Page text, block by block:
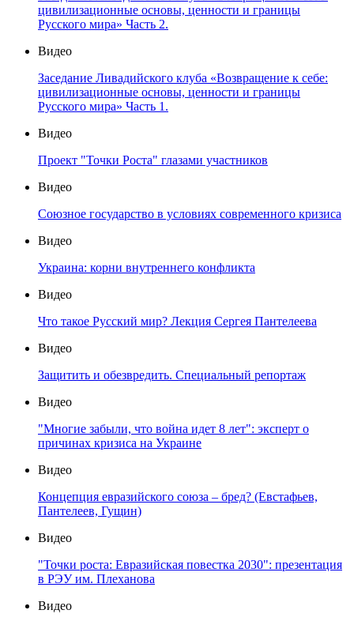
цивилизационные основы, ценности и границы
Русского мира» Часть 2.
Видео
Заседание Ливадийского клуба «Возвращение к себе:
цивилизационные основы, ценности и границы
Русского мира» Часть 1.
Видео
Проект "Точки Роста" глазами участников
Видео
Союзное государство в условиях современного кризиса
Видео
Украина: корни внутреннего конфликта
Видео
Что такое Русский мир? Лекция Сергея Пантелеева
Видео
Защитить и обезвредить. Специальный репортаж
Видео
"Многие забыли, что война идет 8 лет": эксперт о
причинах кризиса на Украине
Видео
Концепция евразийского союза – бред? (Евстафьев,
Пантелеев, Гущин)
Видео
"Точки роста: Евразийская повестка 2030": презентация
в РЭУ им. Плеханова
Видео